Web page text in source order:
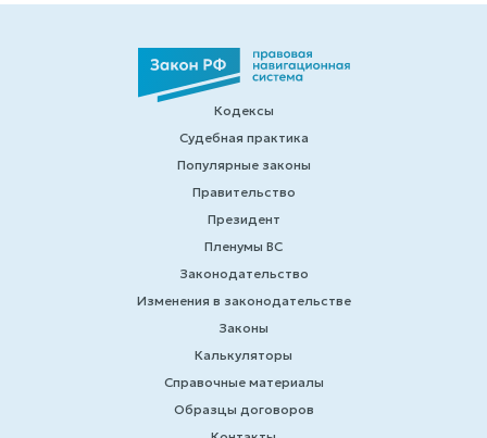
Кодексы
Судебная практика
Популярные законы
Правительство
Президент
Пленумы ВС
Законодательство
Изменения в законодательстве
Законы
Калькуляторы
Справочные материалы
Образцы договоров